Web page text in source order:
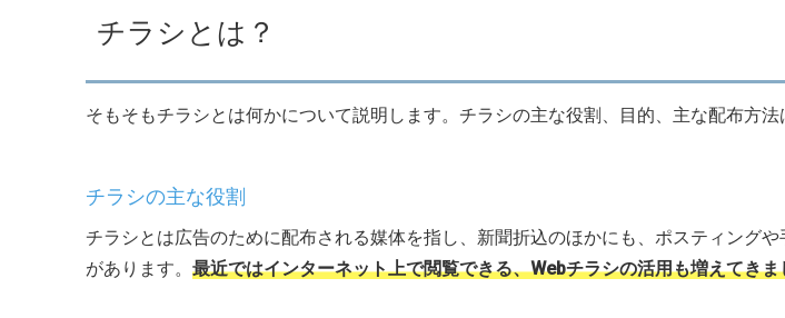
チラシとは？
そもそもチラシとは何かについて説明します。チラシの主な役割、目的、主な配布方法
チラシの主な役割
チラシとは広告のために配布される媒体を指し、新聞折込のほかにも、ポスティング
があります。 最近ではインターネット上で閲覧できる、Webチラシの活用も増えてきま